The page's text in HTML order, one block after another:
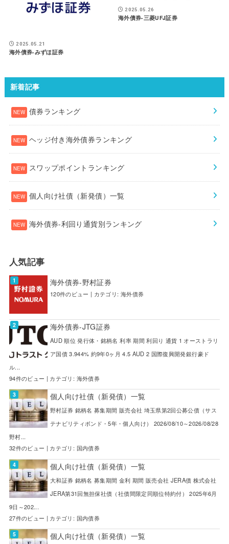
2025.05.21
海外債券-みずほ証券
2025.05.26
海外債券-三菱UFJ証券
新着記事
債券ランキング
ヘッジ付き海外債券ランキング
スワップポイントランキング
個人向け社債（新発債）一覧
海外債券-利回り通貨別ランキング
人気記事
海外債券-野村証券
120件のビュー | カテゴリ: 海外債券
海外債券-JTG証券
AUD 順位 発行体・銘柄名 利率 期間 利回り 通貨 1 オーストラリ
ア国債 3.944% 約9年0ヶ月 4.5 AUD 2 国際復興開発銀行豪ド
ル...
94件のビュー | カテゴリ: 海外債券
個人向け社債（新発債）一覧
野村証券 銘柄名 募集期間 販売会社 埼玉県第2回公募公債（サス
テナビリティボンド・5年・個人向け） 2026/08/10～2026/08/28
野村...
32件のビュー | カテゴリ: 国内債券
個人向け社債（新発債）一覧
大和証券 銘柄名 募集期間 金利 期間 販売会社 JERA債 株式会社
JERA第31回無担保社債（社債間限定同順位特約付） 2025年6月
9日～202...
27件のビュー | カテゴリ: 国内債券
個人向け社債（新発債）一覧